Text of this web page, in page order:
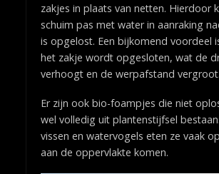
zakjes in plaats van netten. Hierdoor
schuim pas met water in aanraking
is opgelost. Een bijkomend voordeel
het zakje wordt opgesloten, wat de
verhoogt en de werpafstand vergroot.
Er zijn ook bio-foampjes die niet
wel volledig uit plantenstijfsel
vissen en watervogels eten ze vaak
aan de oppervlakte komen.